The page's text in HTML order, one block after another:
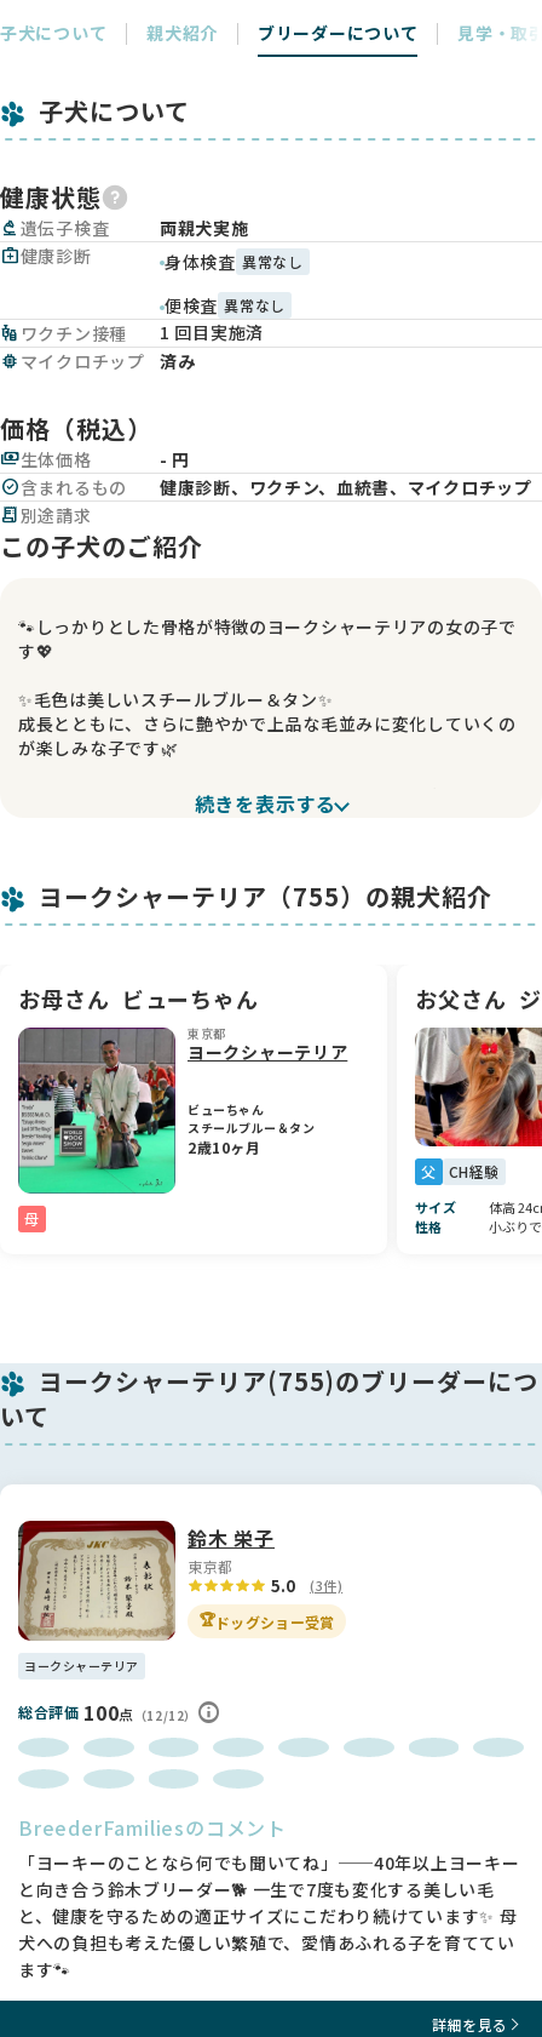
子犬について 親犬紹介 ブリーダーについて 見学・取
子犬について
健康状態
biotech 遺伝子検査
両親犬実施
medical_services健康診断 身体検査 異常なし
便検査 異常なし
vaccines ワクチン接種
1 回目実施済
memory マイクロチップ 済み
価格（税込）
payments生体価格
- 円
check_circle含まれるもの
健康診断、ワクチン、血統書、マイクロチップ
receipt_long別途請求
この子犬のご紹介
🐾しっかりとした骨格が特徴のヨークシャーテリアの女の子で
す💖
✨毛色は美しいスチールブルー＆タン✨
成長とともに、さらに艶やかで上品な毛並みに変化していくの
が楽しみな子です🌿
この子は骨太でしっかりした体つきをしており、成犬時には
3kg近くになるかもしれません🐶💪
性格は穏やかで、人とのふれあいが大好き😊💕
健康的でしっかり育っており、これからさらに可愛さが増して
いくのがとても楽しみです🐾💞
続きを表示する
ヨークシャーテリア（755）の親犬紹介
お母さん ビューちゃん
東京都
ヨークシャーテリア
ビューちゃん
スチールブルー＆タン
2歳10ヶ月
母
お父さん
父 CH経験
サイズ
体高
性格
小ぶり
ヨークシャーテリア(755)のブリーダーにつ
いて
鈴木 栄子
東京都
5.0 (3件)
🏆ドッグショー受賞
ヨークシャーテリア
総合評価 100点 （12/12）
BreederFamiliesのコメント
「ヨーキーのことなら何でも聞いてね」──40年以上ヨーキー
と向き合う鈴木ブリーダー🐕 一生で7度も変化する美しい毛
と、健康を守るための適正サイズにこだわり続けています✨ 母
犬への負担も考えた優しい繁殖で、愛情あふれる子を育ててい
ます🐾
詳細を見る